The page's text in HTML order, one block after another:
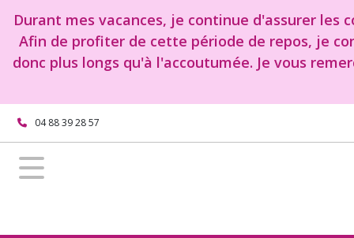
Durant mes vacances, je continue d'assurer
Afin de profiter de cette période de repos, je
donc plus longs qu'à l'accoutumée. Je vous
04 88 39 28 57